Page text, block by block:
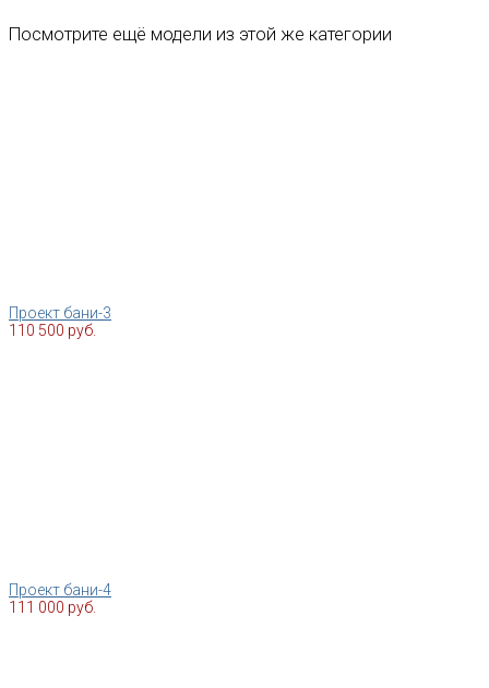
Посмотрите ещё модели из этой же категории
Проект бани-3
110 500 руб.
Проект бани-4
111 000 руб.